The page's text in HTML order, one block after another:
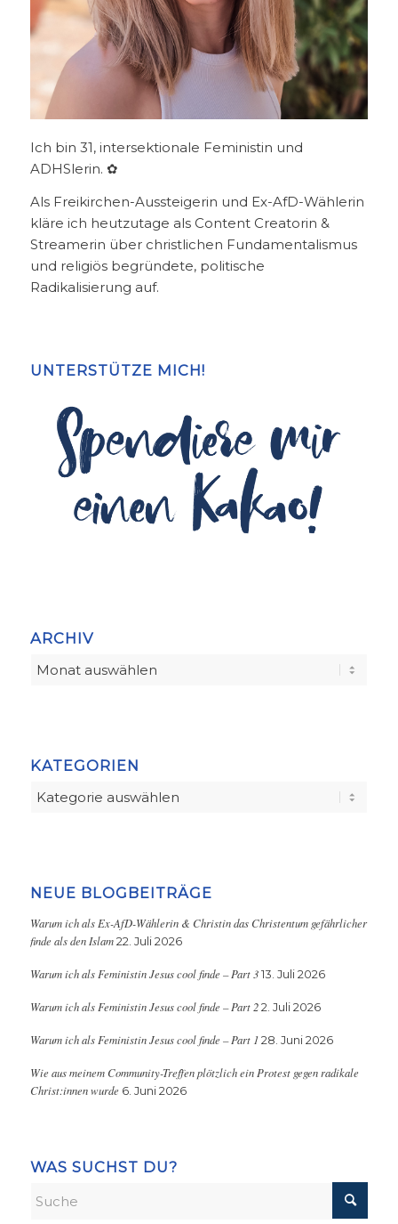
Ich bin 31, intersektionale Feministin und
ADHSlerin. ✿
Als Freikirchen-Aussteigerin und Ex-AfD-Wählerin
kläre ich heutzutage als Content Creatorin &
Streamerin über christlichen Fundamentalismus
und religiös begründete, politische
Radikalisierung auf.
UNTERSTÜTZE MICH!
ARCHIV
KATEGORIEN
Kategorien
NEUE BLOGBEITRÄGE
Warum ich als Ex-AfD-Wählerin & Christin das Christentum gefährlicher
finde als den Islam 22. Juli 2026
Warum ich als Feministin Jesus cool finde – Part 3 13. Juli 2026
Warum ich als Feministin Jesus cool finde – Part 2 2. Juli 2026
Warum ich als Feministin Jesus cool finde – Part 1 28. Juni 2026
Wie aus meinem Community-Treffen plötzlich ein Protest gegen radikale
Christ:innen wurde 6. Juni 2026
WAS SUCHST DU?